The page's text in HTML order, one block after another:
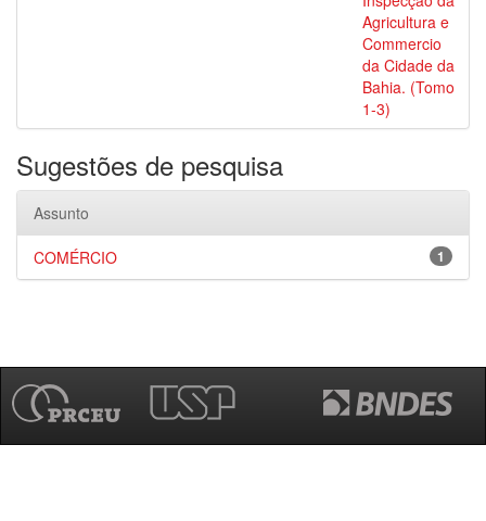
Agricultura e
Commercio
da Cidade da
Bahia. (Tomo
1-3)
Sugestões de pesquisa
Assunto
1
COMÉRCIO